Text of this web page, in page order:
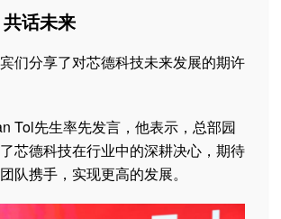
话未来
们分享了对芯德科技未来发展的期许
Tol先生率先发言，他表示，总部园
芯德科技在行业中的深耕决心，期待
队携手，实现更高的发展。